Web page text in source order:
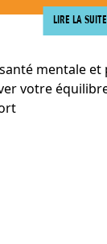
LIRE LA SUITE